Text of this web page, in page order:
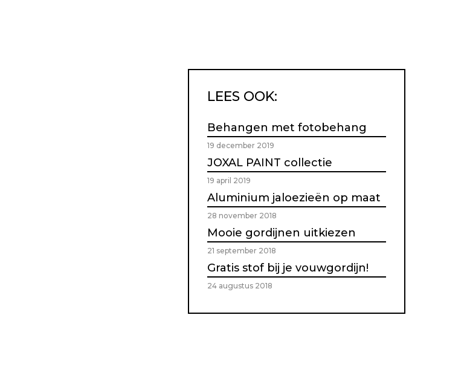
LEES OOK:
Behangen met fotobehang
19 december 2019
JOXAL PAINT collectie
19 april 2019
Aluminium jaloezieën op maat
28 november 2018
Mooie gordijnen uitkiezen
21 september 2018
Gratis stof bij je vouwgordijn!
24 augustus 2018